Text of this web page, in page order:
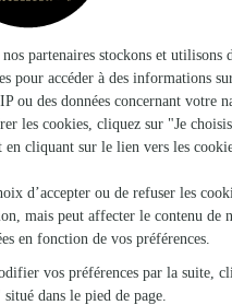
Interflora à La